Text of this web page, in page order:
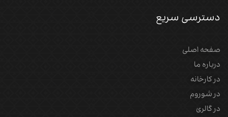
دسترسی سریع
صفحه اصلی
درباره ما
در کارخانه
در شوروم
در گالری